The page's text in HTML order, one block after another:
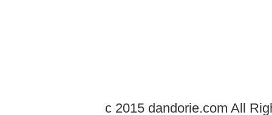
c 2015 dandorie.com All